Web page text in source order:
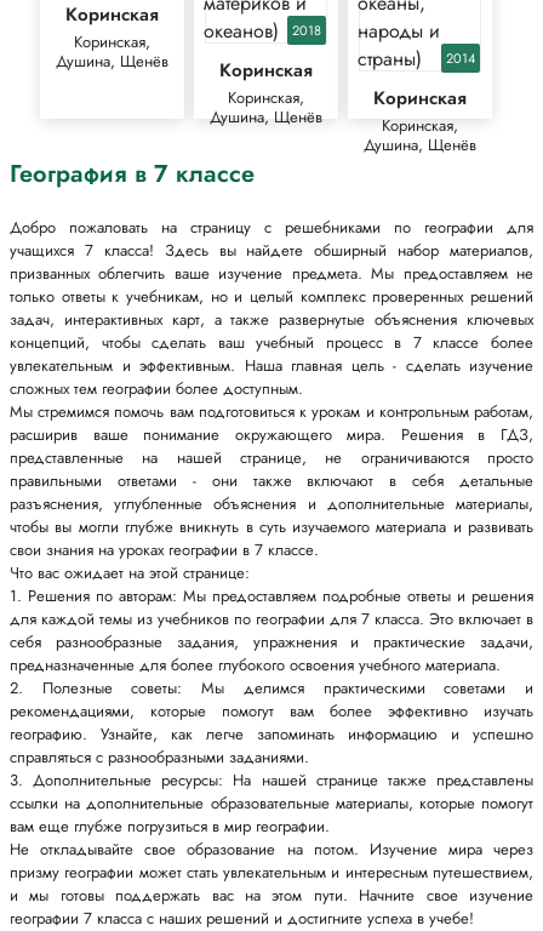
Коринская
Коринская,
Душина, Щенёв
2018
Коринская
Коринская,
Душина, Щенёв
2014
Коринская
Коринская,
Душина, Щенёв
География в 7 классе
Добро пожаловать на страницу с решебниками по географии для
учащихся 7 класса! Здесь вы найдете обширный набор материалов,
призванных облегчить ваше изучение предмета. Мы предоставляем не
только ответы к учебникам, но и целый комплекс проверенных решений
задач, интерактивных карт, а также развернутые объяснения ключевых
концепций, чтобы сделать ваш учебный процесс в 7 классе более
увлекательным и эффективным. Наша главная цель - сделать изучение
сложных тем географии более доступным.
Мы стремимся помочь вам подготовиться к урокам и контрольным работам,
расширив ваше понимание окружающего мира. Решения в ГДЗ,
представленные на нашей странице, не ограничиваются просто
правильными ответами - они также включают в себя детальные
разъяснения, углубленные объяснения и дополнительные материалы,
чтобы вы могли глубже вникнуть в суть изучаемого материала и развивать
свои знания на уроках географии в 7 классе.
Что вас ожидает на этой странице:
1. Решения по авторам: Мы предоставляем подробные ответы и решения
для каждой темы из учебников по географии для 7 класса. Это включает в
себя разнообразные задания, упражнения и практические задачи,
предназначенные для более глубокого освоения учебного материала.
2. Полезные советы: Мы делимся практическими советами и
рекомендациями, которые помогут вам более эффективно изучать
географию. Узнайте, как легче запоминать информацию и успешно
справляться с разнообразными заданиями.
3. Дополнительные ресурсы: На нашей странице также представлены
ссылки на дополнительные образовательные материалы, которые помогут
вам еще глубже погрузиться в мир географии.
Не откладывайте свое образование на потом. Изучение мира через
призму географии может стать увлекательным и интересным путешествием,
и мы готовы поддержать вас на этом пути. Начните свое изучение
географии 7 класса с наших решений и достигните успеха в учебе!